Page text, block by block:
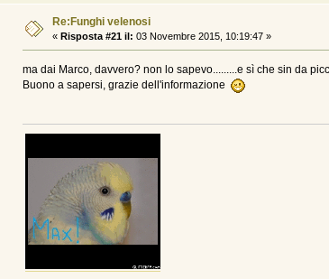
Re:Funghi velenosi
« Risposta #21 il: 03 Novembre 2015, 10:19:47 »
ma dai Marco, davvero? non lo sapevo.........e sì che sin da
Buono a sapersi, grazie dell'informazione